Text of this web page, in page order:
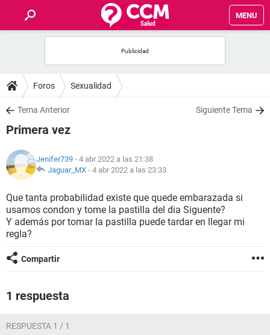
MENU
FOROS
SALUD
NUTRICIÓN
BIENESTAR
SEXUALIDAD
GLOSARIO
Foros Sexualidad
Tema Anterior Siguiente Tema
Primera vez
Jenifer739 - 4 abr 2022 a las 21:38
Jaguar_MX - 4 abr 2022 a las 23:33
Que tanta probabilidad existe que quede embarazada si
usamos condon y tome la pastilla del dia Siguente?
Y además por tomar la pastilla puede tardar en llegar mi
regla?
Compartir
1 respuesta
RESPUESTA 1 / 1